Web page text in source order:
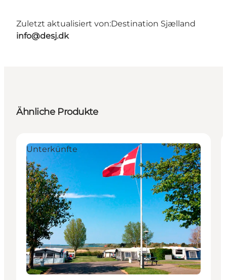
Zuletzt aktualisiert von:Destination Sjælland
info@desj.dk
Ähnliche Produkte
Unterkünfte